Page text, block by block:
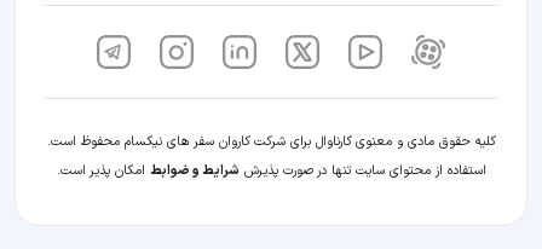
کلیه حقوق مادی و معنوی کارناوال برای شرکت کاروان سفر های نیکسام محفوظ است.
استفاده از محتوای سایت تنها در صورت پذیرش شرایط و ضوابط امکان پذیر است.